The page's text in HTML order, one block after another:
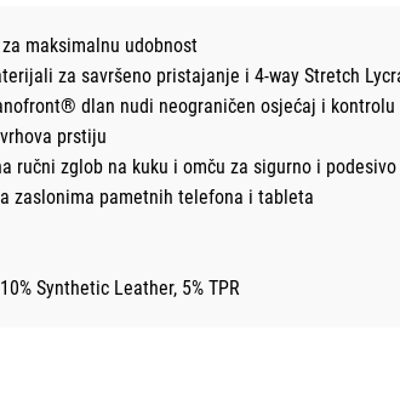
maksimalnu udobnost
za savršeno pristajanje i 4-way Stretch
dlan nudi neograničen osjećaj i kontrolu
prstiju
ručni zglob na kuku i omču za sigurno i
zaslonima pametnih telefona i tableta
Synthetic Leather, 5% TPR